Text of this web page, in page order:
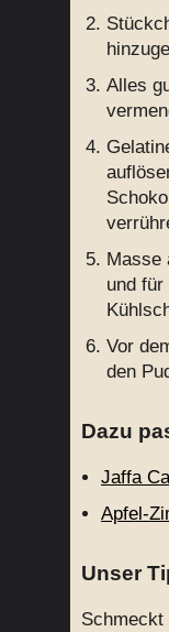
Alles
Masse
und für
Vor
den
Dazu
Jaffa
Apfel-
Unser